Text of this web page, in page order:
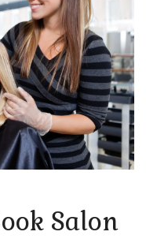
Salon